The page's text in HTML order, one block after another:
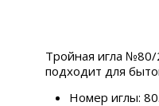
Тройная игла
подходит для
Номер иглы: 80.